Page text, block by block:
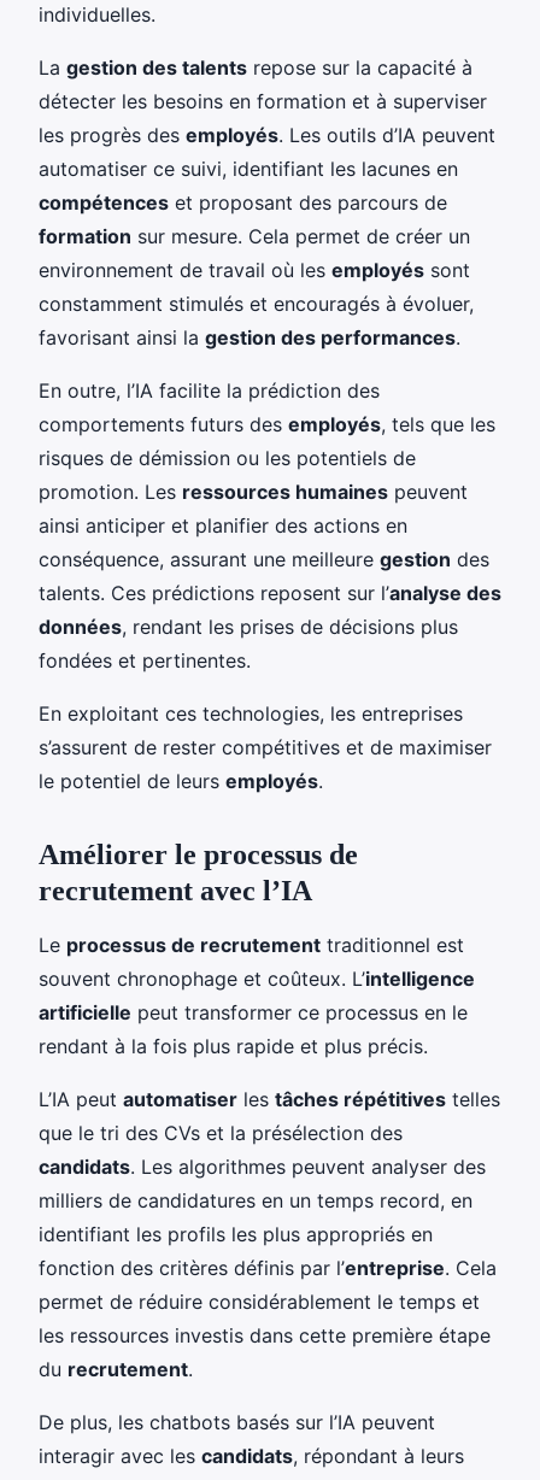
individuelles.
La gestion des talents repose sur la capacité à
détecter les besoins en formation et à superviser
les progrès des employés. Les outils d’IA peuvent
automatiser ce suivi, identifiant les lacunes en
compétences et proposant des parcours de
formation sur mesure. Cela permet de créer un
environnement de travail où les employés sont
constamment stimulés et encouragés à évoluer,
favorisant ainsi la gestion des performances.
En outre, l’IA facilite la prédiction des
comportements futurs des employés, tels que les
risques de démission ou les potentiels de
promotion. Les ressources humaines peuvent
ainsi anticiper et planifier des actions en
conséquence, assurant une meilleure gestion des
talents. Ces prédictions reposent sur l’analyse des
données, rendant les prises de décisions plus
fondées et pertinentes.
En exploitant ces technologies, les entreprises
s’assurent de rester compétitives et de maximiser
le potentiel de leurs employés.
Améliorer le processus de
recrutement avec l’IA
Le processus de recrutement traditionnel est
souvent chronophage et coûteux. L’intelligence
artificielle peut transformer ce processus en le
rendant à la fois plus rapide et plus précis.
L’IA peut automatiser les tâches répétitives telles
que le tri des CVs et la présélection des
candidats. Les algorithmes peuvent analyser des
milliers de candidatures en un temps record, en
identifiant les profils les plus appropriés en
fonction des critères définis par l’entreprise. Cela
permet de réduire considérablement le temps et
les ressources investis dans cette première étape
du recrutement.
De plus, les chatbots basés sur l’IA peuvent
interagir avec les candidats, répondant à leurs